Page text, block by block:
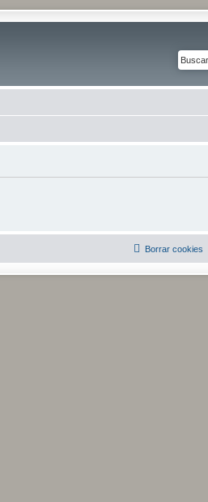
Borrar cookies